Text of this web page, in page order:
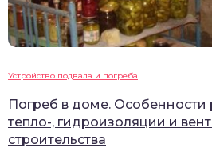
Устройство подвала и погреба
Погреб в доме. Особенности
тепло-, гидроизоляции и
строительства